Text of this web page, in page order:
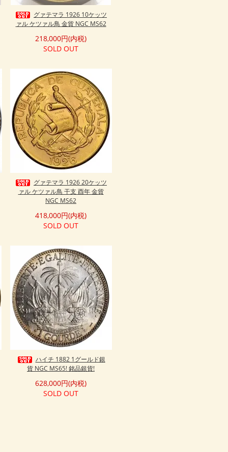
グァテマラ 1926 10ケッツ
ァル ケツァル鳥 金貨 NGC MS62
218,000円(内税)
SOLD OUT
グァテマラ 1926 20ケッツ
ァル ケツァル鳥 干支 酉年 金貨
NGC MS62
418,000円(内税)
SOLD OUT
ハイチ 1882 1グールド銀
貨 NGC MS65! 銘品銀貨!
628,000円(内税)
SOLD OUT